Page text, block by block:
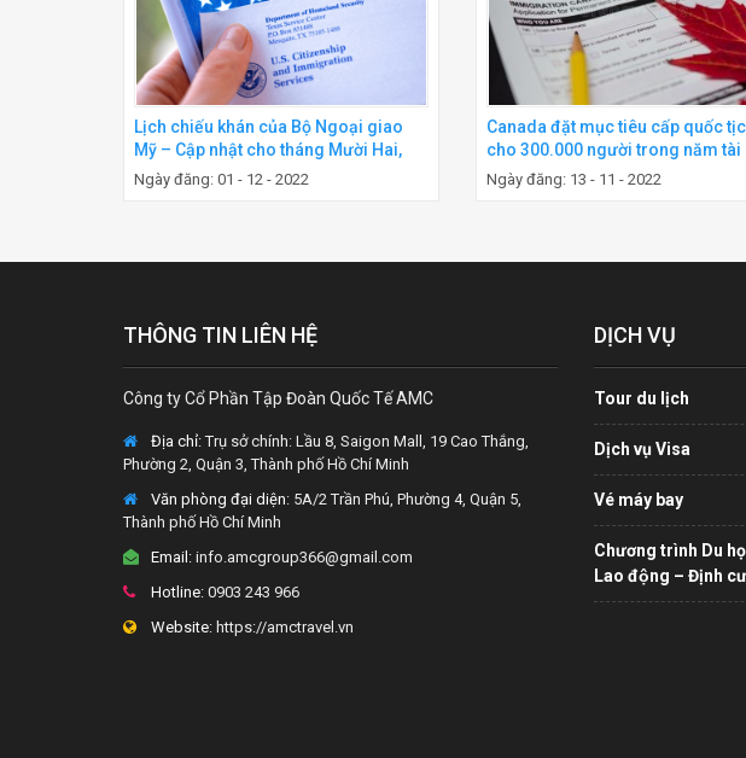
Lịch chiếu khán của Bộ Ngoại giao
Mỹ – Cập nhật cho tháng Mười Hai,
2022
Ngày đăng: 01 - 12 - 2022
Canada đặt mục tiêu cấp quốc
cho 300.000 người trong năm tài
chính 2022-23
Ngày đăng: 13 - 11 - 2022
THÔNG TIN LIÊN HỆ
Công ty Cổ Phần Tập Đoàn Quốc Tế AMC
Địa chỉ:Trụ sở chính: Lầu 8, Saigon Mall, 19 Cao Thắng,
Phường 2, Quận 3, Thành phố Hồ Chí Minh
Văn phòng đại diện: 5A/2 Trần Phú, Phường 4, Quận 5,
Thành phố Hồ Chí Minh
Email: info.amcgroup366@gmail.com
Hotline: 0903 243 966
Website: https://amctravel.vn
DỊCH VỤ
Tour du lịch
Dịch vụ Visa
Vé máy bay
Chương trình Du
Lao động – Định cư